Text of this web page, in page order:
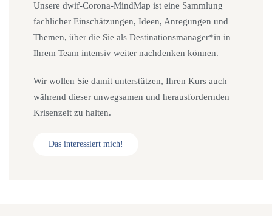
Unsere dwif-Corona-MindMap ist eine Sammlung
fachlicher Einschätzungen, Ideen, Anregungen und
Themen, über die Sie als Destinationsmanager*in in
Ihrem Team intensiv weiter nachdenken können.
Wir wollen Sie damit unterstützen, Ihren Kurs auch
während dieser unwegsamen und herausfordernden
Krisenzeit zu halten.
Das interessiert mich!